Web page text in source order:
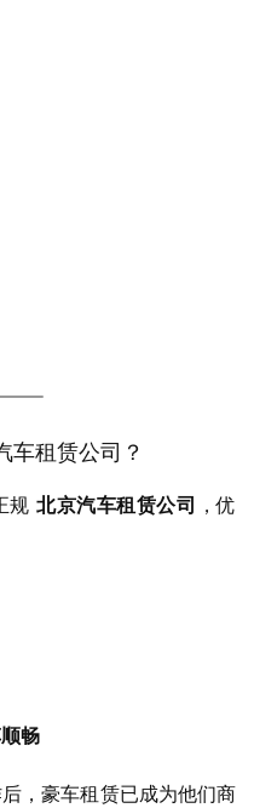
车租赁公司？
规 北京汽车租赁公司 ，优
畅
，豪车租赁已成为他们商